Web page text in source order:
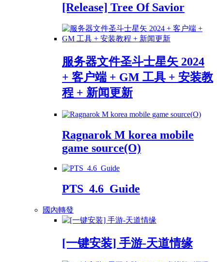
[Release] Tree Of Savior
服务器文件圣斗士星矢 2024
+ 客户端 + GM 工具 + 安装教
程 + 新闻更新
Ragnarok M korea mobile
game source(O)
PTS_4.6_Guide
國內轉發
[一键安装] 手游-天道情缘